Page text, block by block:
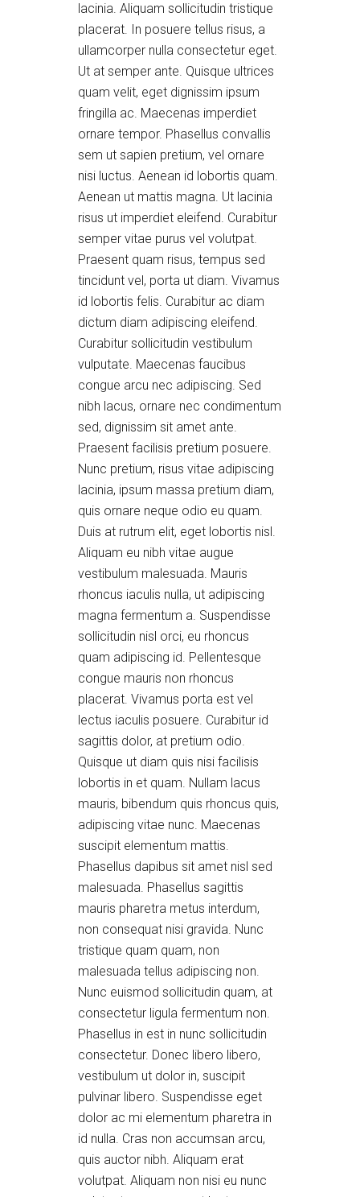
lacinia. Aliquam sollicitudin tristique
placerat. In posuere tellus risus, a
ullamcorper nulla consectetur eget.
Ut at semper ante. Quisque ultrices
quam velit, eget dignissim ipsum
fringilla ac. Maecenas imperdiet
ornare tempor. Phasellus convallis
sem ut sapien pretium, vel ornare
nisi luctus. Aenean id lobortis quam.
Aenean ut mattis magna. Ut lacinia
risus ut imperdiet eleifend. Curabitur
semper vitae purus vel volutpat.
Praesent quam risus, tempus sed
tincidunt vel, porta ut diam. Vivamus
id lobortis felis. Curabitur ac diam
dictum diam adipiscing eleifend.
Curabitur sollicitudin vestibulum
vulputate. Maecenas faucibus
congue arcu nec adipiscing. Sed
nibh lacus, ornare nec condimentum
sed, dignissim sit amet ante.
Praesent facilisis pretium posuere.
Nunc pretium, risus vitae adipiscing
lacinia, ipsum massa pretium diam,
quis ornare neque odio eu quam.
Duis at rutrum elit, eget lobortis nisl.
Aliquam eu nibh vitae augue
vestibulum malesuada. Mauris
rhoncus iaculis nulla, ut adipiscing
magna fermentum a. Suspendisse
sollicitudin nisl orci, eu rhoncus
quam adipiscing id. Pellentesque
congue mauris non rhoncus
placerat. Vivamus porta est vel
lectus iaculis posuere. Curabitur id
sagittis dolor, at pretium odio.
Quisque ut diam quis nisi facilisis
lobortis in et quam. Nullam lacus
mauris, bibendum quis rhoncus quis,
adipiscing vitae nunc. Maecenas
suscipit elementum mattis.
Phasellus dapibus sit amet nisl sed
malesuada. Phasellus sagittis
mauris pharetra metus interdum,
non consequat nisi gravida. Nunc
tristique quam quam, non
malesuada tellus adipiscing non.
Nunc euismod sollicitudin quam, at
consectetur ligula fermentum non.
Phasellus in est in nunc sollicitudin
consectetur. Donec libero libero,
vestibulum ut dolor in, suscipit
pulvinar libero. Suspendisse eget
dolor ac mi elementum pharetra in
id nulla. Cras non accumsan arcu,
quis auctor nibh. Aliquam erat
volutpat. Aliquam non nisi eu nunc